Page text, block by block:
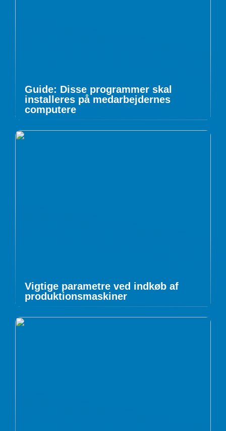
Guide: Disse programmer skal
installeres på medarbejdernes
computere
Vigtige parametre ved indkøb af
produktionsmaskiner